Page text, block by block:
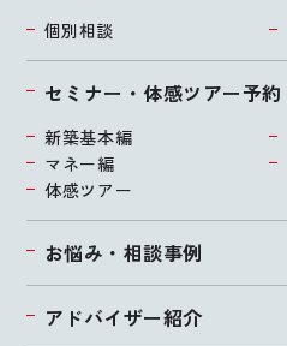
お悩み・相談事例
アドバイザー紹介
個別相談
セミナー・体感ツアー予約
新築基本編
マネー編
体感ツアー